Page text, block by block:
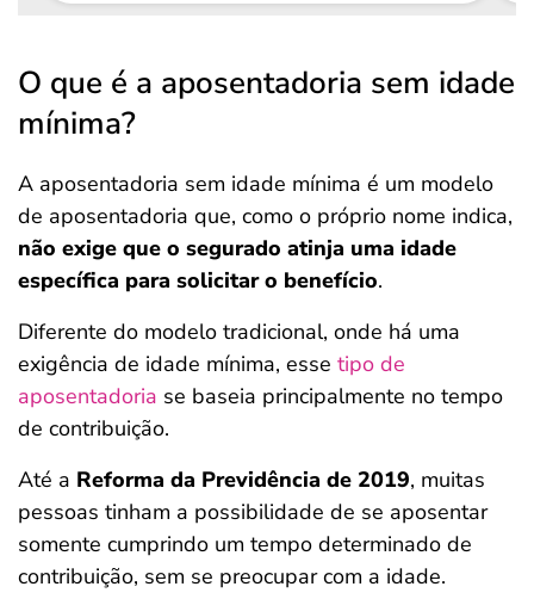
O que é a aposentadoria sem idade
mínima?
A aposentadoria sem idade mínima é um modelo
de aposentadoria que, como o próprio nome indica,
não exige que o segurado atinja uma idade
específica para solicitar o benefício.
Diferente do modelo tradicional, onde há uma
exigência de idade mínima, esse tipo de
aposentadoria se baseia principalmente no tempo
de contribuição.
Até a Reforma da Previdência de 2019, muitas
pessoas tinham a possibilidade de se aposentar
somente cumprindo um tempo determinado de
contribuição, sem se preocupar com a idade.